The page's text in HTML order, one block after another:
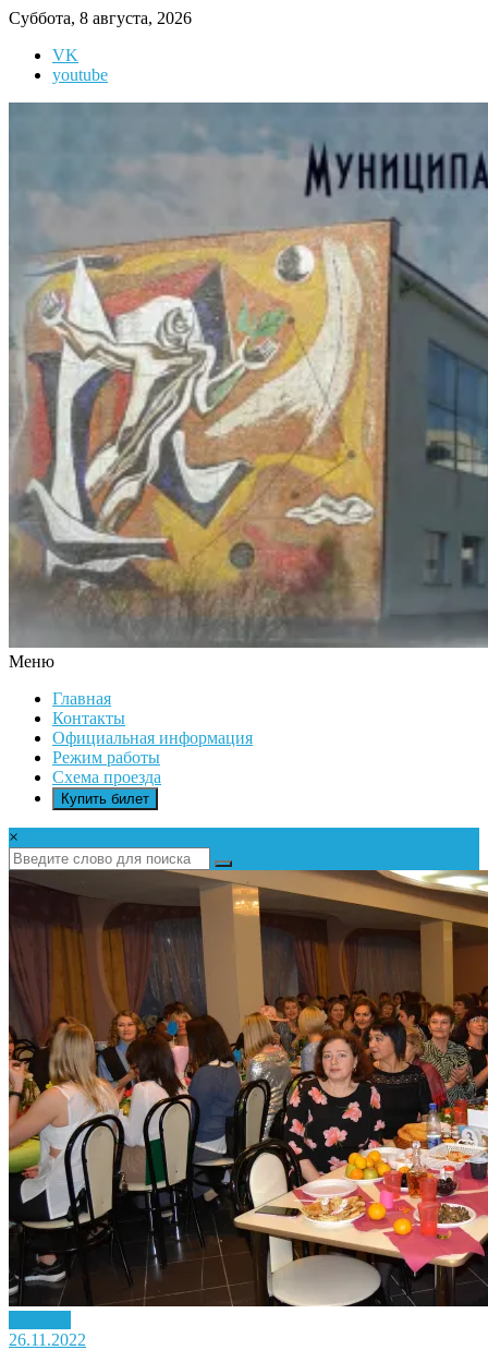
Перейти
содержимому
Суббота, 8 августа, 2026
VK
youtube
ИКАР
Меню
Главная
Контакты
Официальная информация
Режим работы
Схема проезда
Купить билет
×
26.11.2022